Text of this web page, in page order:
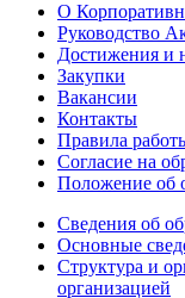
О
Руководство
Достижения и
Закупки
Вакансии
Контакты
Правила
Согласие на
Положение об
Сведения об
Основные
Структура и
организацией